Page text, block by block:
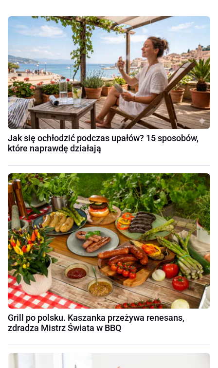
Jak się ochłodzić podczas upałów? 15 sposobów,
które naprawdę działają
Grill po polsku. Kaszanka przeżywa renesans,
zdradza Mistrz Świata w BBQ